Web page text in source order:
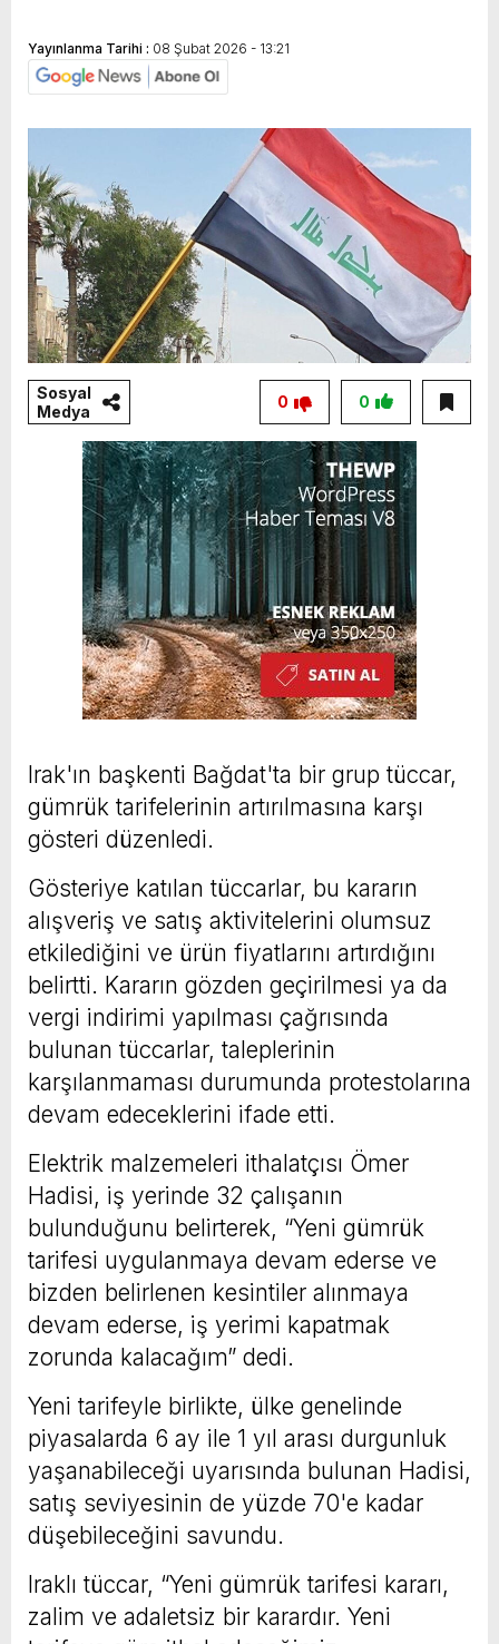
Yayınlanma Tarihi : 08 Şubat 2026 - 13:21
Sosyal
Medya
0
0
Irak'ın başkenti Bağdat'ta bir grup tüccar,
gümrük tarifelerinin artırılmasına karşı
gösteri düzenledi.
Gösteriye katılan tüccarlar, bu kararın
alışveriş ve satış aktivitelerini olumsuz
etkilediğini ve ürün fiyatlarını artırdığını
belirtti. Kararın gözden geçirilmesi ya da
vergi indirimi yapılması çağrısında
bulunan tüccarlar, taleplerinin
karşılanmaması durumunda protestolarına
devam edeceklerini ifade etti.
Elektrik malzemeleri ithalatçısı Ömer
Hadisi, iş yerinde 32 çalışanın
bulunduğunu belirterek, “Yeni gümrük
tarifesi uygulanmaya devam ederse ve
bizden belirlenen kesintiler alınmaya
devam ederse, iş yerimi kapatmak
zorunda kalacağım” dedi.
Yeni tarifeyle birlikte, ülke genelinde
piyasalarda 6 ay ile 1 yıl arası durgunluk
yaşanabileceği uyarısında bulunan Hadisi,
satış seviyesinin de yüzde 70'e kadar
düşebileceğini savundu.
Iraklı tüccar, “Yeni gümrük tarifesi kararı,
zalim ve adaletsiz bir karardır. Yeni